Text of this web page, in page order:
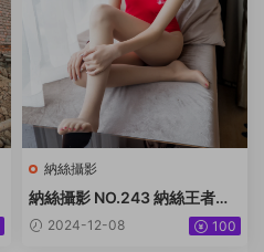
納絲攝影
納絲攝影 NO.243 納絲王者版
潔 [99P1V+1.54G]
2024-12-08 100